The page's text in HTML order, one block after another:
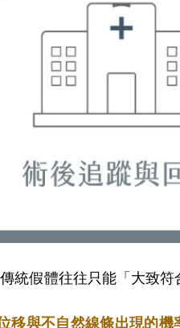
傳統假體往往只能「大致
移與不自然線條出現的機